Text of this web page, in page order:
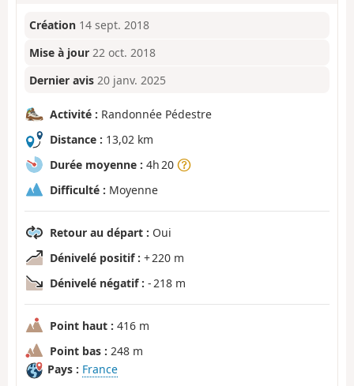
Création 14 sept. 2018
Mise à jour 22 oct. 2018
Dernier avis 20 janv. 2025
Activité : Randonnée Pédestre
Distance : 13,02 km
Durée moyenne : 4h 20
Difficulté : Moyenne
Retour au départ : Oui
Dénivelé positif : + 220 m
Dénivelé négatif : - 218 m
Point haut : 416 m
Point bas : 248 m
Pays : France